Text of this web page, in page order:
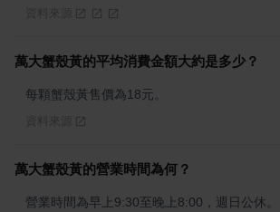
萬大蟹殼黃的平均消費金額大約是多少？
每顆蟹殼黃售價為18元。
萬大蟹殼黃的營業時間為何？
營業時間為早上9:30至晚上8:00，週日公休。